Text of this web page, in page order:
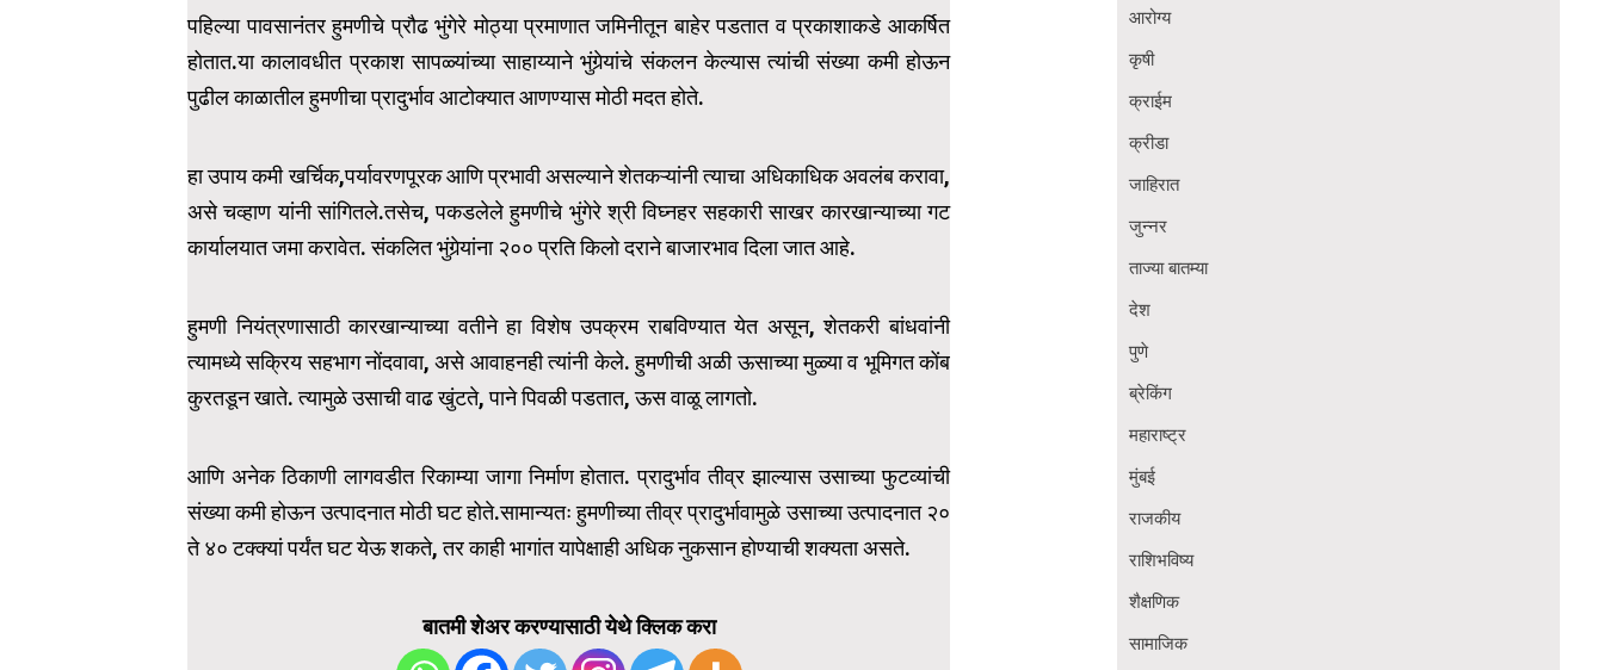
पहिल्या पावसानंतर हुमणीचे प्रौढ भुंगेरे मोठ्या प्रमाणात जमिनीतून बाहेर पडतात व प्रकाशाकडे आकर्षित
होतात.या कालावधीत प्रकाश सापळ्यांच्या साहाय्याने भुंगेर्‍यांचे संकलन केल्यास त्यांची संख्या कमी होऊन
पुढील काळातील हुमणीचा प्रादुर्भाव आटोक्यात आणण्यास मोठी मदत होते.
हा उपाय कमी खर्चिक,पर्यावरणपूरक आणि प्रभावी असल्याने शेतकऱ्यांनी त्याचा अधिकाधिक अवलंब करावा,
असे चव्हाण यांनी सांगितले.तसेच, पकडलेले हुमणीचे भुंगेरे श्री विघ्नहर सहकारी साखर कारखान्याच्या गट
कार्यालयात जमा करावेत. संकलित भुंगेर्‍यांना ₹२०० प्रति किलो दराने बाजारभाव दिला जात आहे.
हुमणी नियंत्रणासाठी कारखान्याच्या वतीने हा विशेष उपक्रम राबविण्यात येत असून, शेतकरी बांधवांनी
त्यामध्ये सक्रिय सहभाग नोंदवावा, असे आवाहनही त्यांनी केले. हुमणीची अळी ऊसाच्या मुळ्या व भूमिगत कोंब
कुरतडून खाते. त्यामुळे उसाची वाढ खुंटते, पाने पिवळी पडतात, ऊस वाळू लागतो.
आणि अनेक ठिकाणी लागवडीत रिकाम्या जागा निर्माण होतात. प्रादुर्भाव तीव्र झाल्यास उसाच्या फुटव्यांची
संख्या कमी होऊन उत्पादनात मोठी घट होते.सामान्यतः हुमणीच्या तीव्र प्रादुर्भावामुळे उसाच्या उत्पादनात २०
ते ४० टक्क्यां पर्यंत घट येऊ शकते, तर काही भागांत यापेक्षाही अधिक नुकसान होण्याची शक्यता असते.
बातमी शेअर करण्यासाठी येथे क्लिक करा
आरोग्य
कृषी
क्राईम
क्रीडा
जाहिरात
जुन्नर
ताज्या बातम्या
देश
पुणे
ब्रेकिंग
महाराष्ट्र
मुंबई
राजकीय
राशिभविष्य
शैक्षणिक
सामाजिक